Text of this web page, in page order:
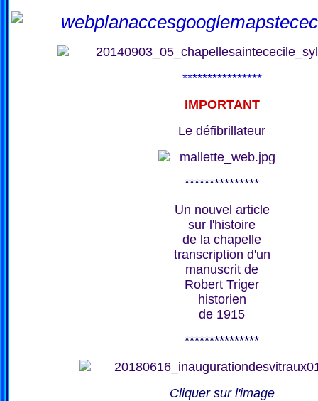
****************
IMPORTANT
Le défibrillateur
***************
Un nouvel article
sur l'histoire
de la chapelle
transcription d'un
manuscrit de
Robert Triger
historien
de 1915
***************
Cliquer sur l'image